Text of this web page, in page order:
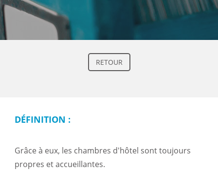
RETOUR
DÉFINITION :
Grâce à eux, les chambres d'hôtel sont toujours
propres et accueillantes.